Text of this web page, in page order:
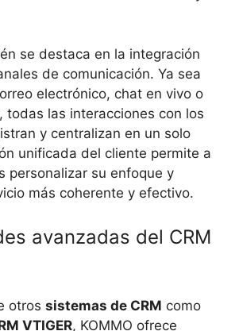
se destaca en la integración
de comunicación. Ya sea
electrónico, chat en vivo o
todas las interacciones con los
y centralizan en un solo
unificada del cliente permite a
personalizar su enfoque y
más coherente y efectivo.
avanzadas del CRM
otros sistemas de CRM como
VTIGER, KOMMO ofrece